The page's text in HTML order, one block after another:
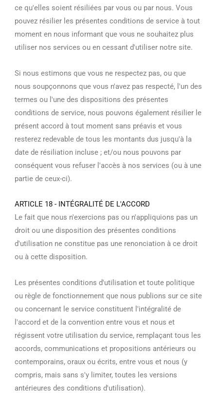
ce qu'elles soient résiliées par vous ou par nous. Vous
pouvez résilier les présentes conditions de service à tout
moment en nous informant que vous ne souhaitez plus
utiliser nos services ou en cessant d'utiliser notre site.
Si nous estimons que vous ne respectez pas, ou que
nous soupçonnons que vous n'avez pas respecté, l'un des
termes ou l'une des dispositions des présentes
conditions de service, nous pouvons également résilier le
présent accord à tout moment sans préavis et vous
resterez redevable de tous les montants dus jusqu'à la
date de résiliation incluse ; et/ou nous pouvons par
conséquent vous refuser l'accès à nos services (ou à une
partie de ceux-ci).
ARTICLE 18 - INTÉGRALITÉ DE L'ACCORD
Le fait que nous n'exercions pas ou n'appliquions pas un
droit ou une disposition des présentes conditions
d'utilisation ne constitue pas une renonciation à ce droit
ou à cette disposition.
Les présentes conditions d'utilisation et toute politique
ou règle de fonctionnement que nous publions sur ce site
ou concernant le service constituent l'intégralité de
l'accord et de la convention entre vous et nous et
régissent votre utilisation du service, remplaçant tous les
accords, communications et propositions antérieurs ou
contemporains, oraux ou écrits, entre vous et nous (y
compris, mais sans s'y limiter, toutes les versions
antérieures des conditions d'utilisation).